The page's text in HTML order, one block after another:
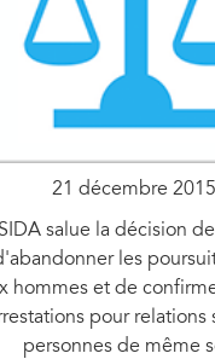
21 décembre 2015
salue la décision
les
hommes et de
pour relations
personnes de même